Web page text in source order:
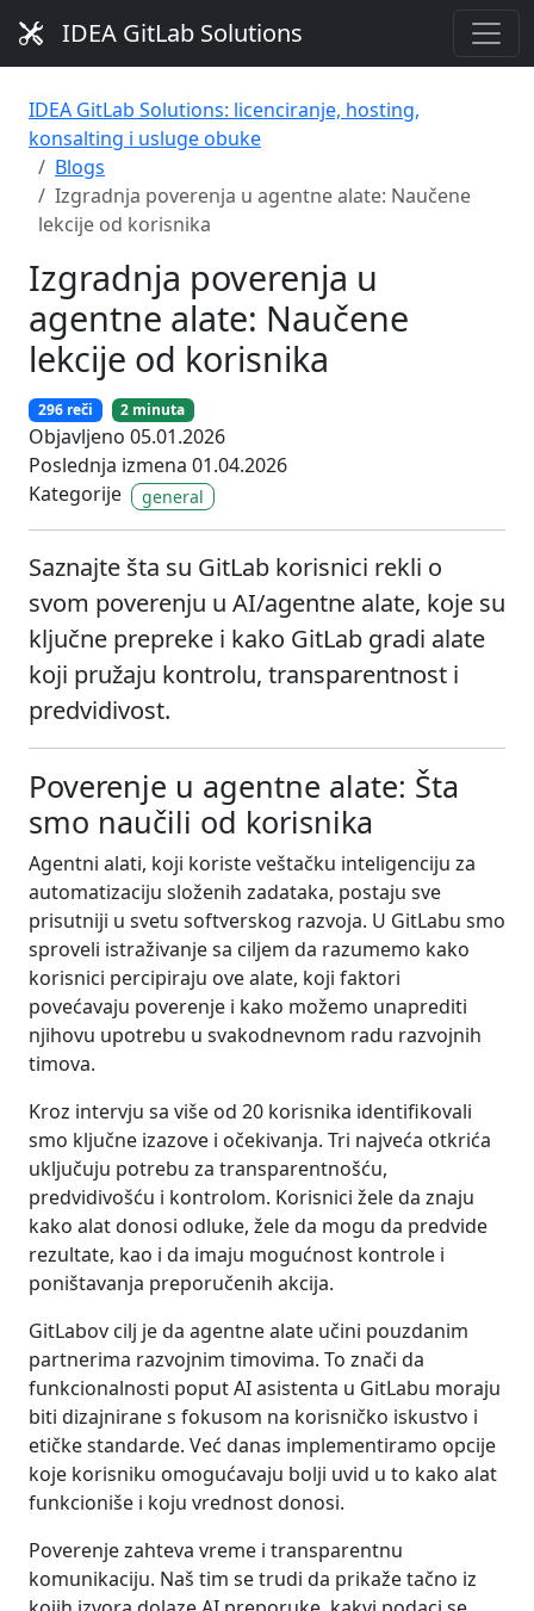
IDEA GitLab Solutions
IDEA GitLab Solutions: licenciranje, hosting,
konsalting i usluge obuke
Blogs
Izgradnja poverenja u agentne alate: Naučene
lekcije od korisnika
Izgradnja poverenja u
agentne alate: Naučene
lekcije od korisnika
296 reči 2 minuta
Objavljeno 05.01.2026
Poslednja izmena 01.04.2026
Kategorije
general
Saznajte šta su GitLab korisnici rekli o
svom poverenju u AI/agentne alate, koje su
ključne prepreke i kako GitLab gradi alate
koji pružaju kontrolu, transparentnost i
predvidivost.
Poverenje u agentne alate: Šta
smo naučili od korisnika
Agentni alati, koji koriste veštačku inteligenciju za
automatizaciju složenih zadataka, postaju sve
prisutniji u svetu softverskog razvoja. U GitLabu smo
sproveli istraživanje sa ciljem da razumemo kako
korisnici percipiraju ove alate, koji faktori
povećavaju poverenje i kako možemo unaprediti
njihovu upotrebu u svakodnevnom radu razvojnih
timova.
Kroz intervju sa više od 20 korisnika identifikovali
smo ključne izazove i očekivanja. Tri najveća otkrića
uključuju potrebu za transparentnošću,
predvidivošću i kontrolom. Korisnici žele da znaju
kako alat donosi odluke, žele da mogu da predvide
rezultate, kao i da imaju mogućnost kontrole i
poništavanja preporučenih akcija.
GitLabov cilj je da agentne alate učini pouzdanim
partnerima razvojnim timovima. To znači da
funkcionalnosti poput AI asistenta u GitLabu moraju
biti dizajnirane s fokusom na korisničko iskustvo i
etičke standarde. Već danas implementiramo opcije
koje korisniku omogućavaju bolji uvid u to kako alat
funkcioniše i koju vrednost donosi.
Poverenje zahteva vreme i transparentnu
komunikaciju. Naš tim se trudi da prikaže tačno iz